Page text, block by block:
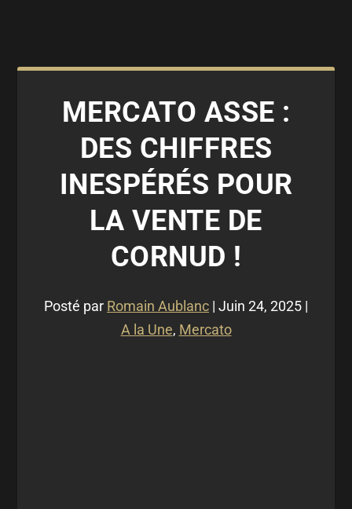
MERCATO ASSE :
DES CHIFFRES
INESPÉRÉS POUR
LA VENTE DE
CORNUD !
Posté par Romain Aublanc | Juin 24, 2025 |
A la Une, Mercato